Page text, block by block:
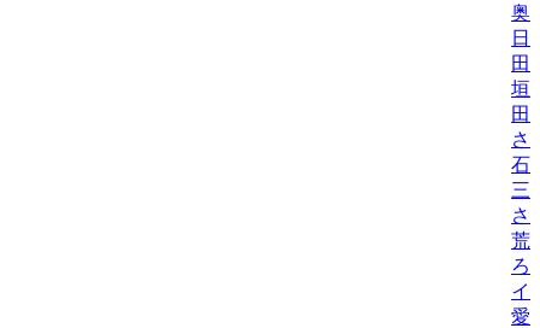
奥
日
田
垣
田
さ
石
三
さ
荒
ろ
イ
愛